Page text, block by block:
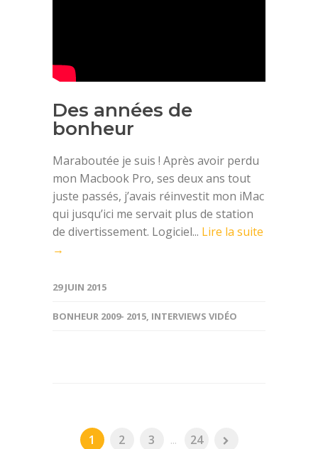
Des années de
bonheur
Maraboutée je suis ! Après avoir perdu
mon Macbook Pro, ses deux ans tout
juste passés, j’avais réinvestit mon iMac
qui jusqu’ici me servait plus de station
de divertissement. Logiciel... Lire la suite
→
29 JUIN 2015
BONHEUR 2009- 2015, INTERVIEWS VIDÉO
1 2 3 ... 24